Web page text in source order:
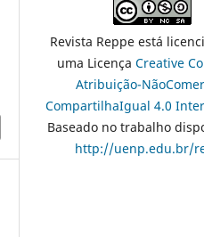
Revista Reppe está
uma Licença Creative
Atribuição-
CompartilhaIgual 4.0
Baseado no trabalho
http://uenp.edu.br/